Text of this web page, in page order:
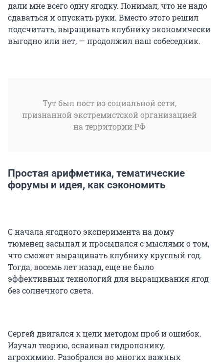
дали мне всего одну ягодку. Понимал, что не надо
сдаваться и опускать руки. Вместо этого решил
подсчитать, выращивать клубнику экономически
выгодно или нет, — продолжил наш собеседник.
Тут был пост из социальной сети,
признанной экстремистской организацией
на территории РФ
Простая арифметика, тематические
форумы и идея, как сэкономить
С начала ягодного эксперимента на дому
тюменец засыпал и просыпался с мыслями о том,
что сможет выращивать клубнику круглый год.
Тогда, восемь лет назад, еще не было
эффективных технологий для выращивания ягод
без солнечного света.
Сергей двигался к цели методом проб и ошибок.
Изучал теорию, осваивал гидропонику,
агрохимию. Разобрался во многих важных